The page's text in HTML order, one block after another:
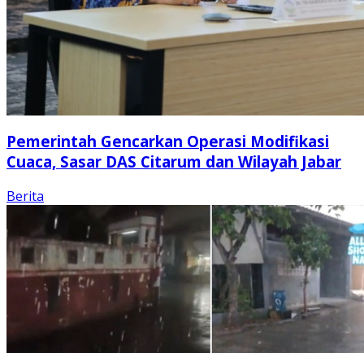
Pemerintah Gencarkan Operasi Modifikasi
Cuaca, Sasar DAS Citarum dan Wilayah Jabar
Berita